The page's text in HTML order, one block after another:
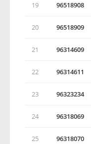
19 96518908
20 96518909
21 96314609
22 96314611
23 96323234
24 96318069
25 96318070